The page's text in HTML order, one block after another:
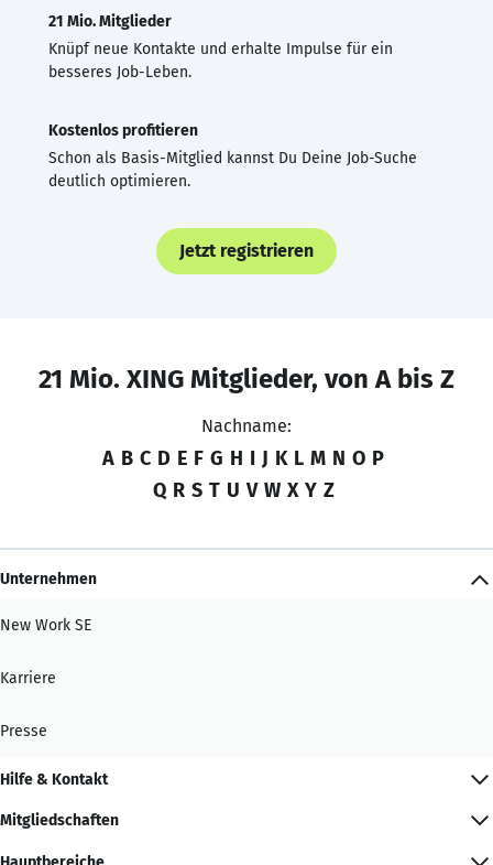
21 Mio. Mitglieder
Knüpf neue Kontakte und erhalte Impulse für ein
besseres Job-Leben.
Kostenlos profitieren
Schon als Basis-Mitglied kannst Du Deine Job-Suche
deutlich optimieren.
Jetzt registrieren
21 Mio. XING Mitglieder, von A bis Z
Nachname:
A B C D E F G H I J K L M N O P
Q R S T U V W X Y Z
Unternehmen
New Work SE
Karriere
Presse
Hilfe & Kontakt
Mitgliedschaften